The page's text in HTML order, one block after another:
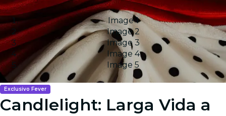
Image 1
Image 2
Image 3
Image 4
Image 5
Exclusivo Fever
Candlelight: Larga Vida a